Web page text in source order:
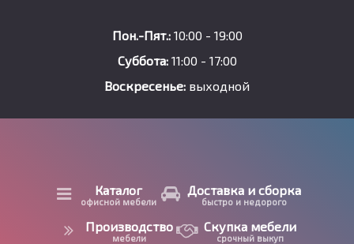
Пон.-Пят.: 10:00 - 19:00
Суббота:11:00 - 17:00
Воскресенье: выходной
Каталог
офисной мебели
Доставка и сборка
быстро и недорого
Производство
мебели
Скупка мебели
срочный выкуп